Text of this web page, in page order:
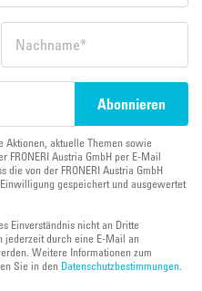
Aktionen, aktuelle Themen sowie
FRONERI Austria GmbH per E-Mail
von der FRONERI Austria GmbH
gespeichert und ausgewertet
Einverständnis nicht an Dritte
durch eine E-Mail an
Weitere Informationen zum
Sie in den Datenschutzbestimmungen.